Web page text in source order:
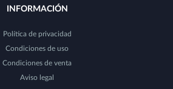
INFORMACIÓN
Política de privacidad
Condiciones de uso
Condiciones de venta
Aviso legal